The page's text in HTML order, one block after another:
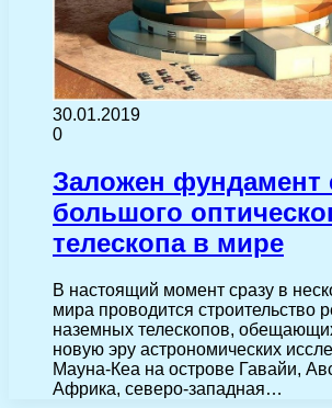
30.01.2019
0
Заложен фундамент
большого
телескопа в мире
В настоящий момент сразу в
мира проводится строительство
наземных телескопов,
новую эру астрономических
Мауна-Кеа на острове Гавайи,
Африка, северо-западная…